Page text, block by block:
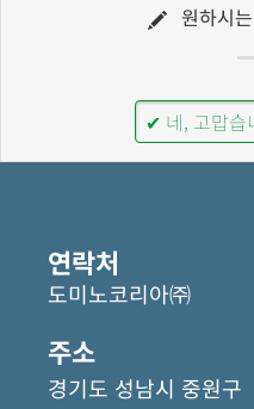
원하시
✔ 네, 고맙습
연락처
도미노코리아㈜
주소
경기도 성남시 중원구